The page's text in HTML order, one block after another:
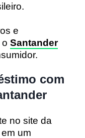
e
Santander
com
no site da
em um